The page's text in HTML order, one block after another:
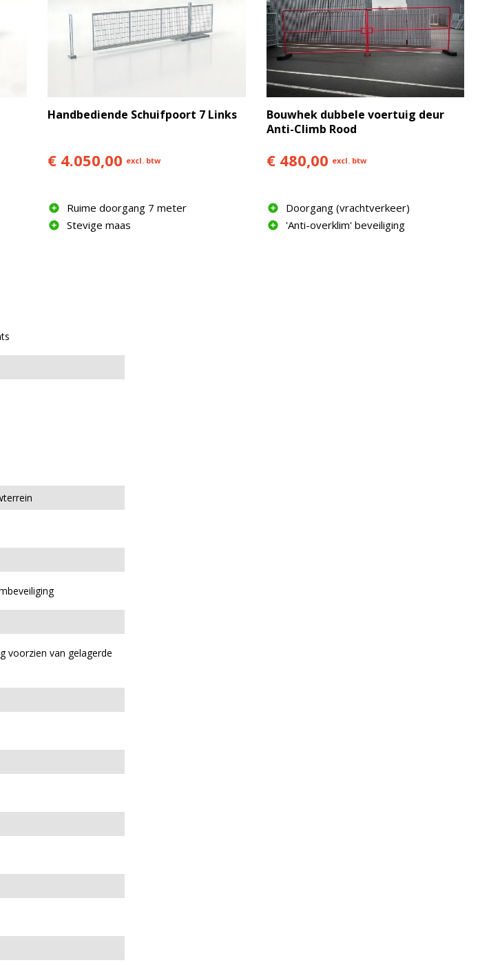
Handbediende Schuifpoort 7 Links
€ 4.050,00 excl. btw
Ruime doorgang 7 meter
Stevige maas
Bouwhek dubbele voertuig deur
Anti-Climb Rood
€ 480,00 excl. btw
Doorgang (vrachtverkeer)
'Anti-overklim' beveiliging
voorzien van gelagerde